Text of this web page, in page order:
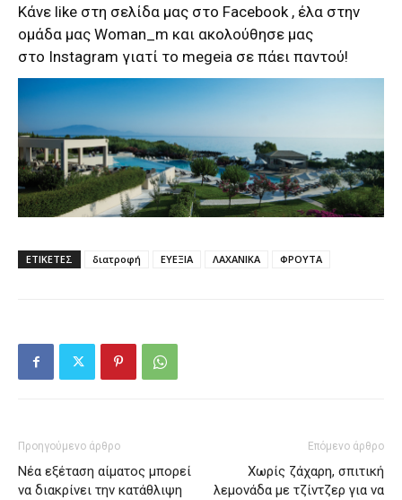
Κάνε like στη σελίδα μας στο Facebook , έλα στην
ομάδα μας Woman_m και ακολούθησε μας
στο Instagram γιατί το megeia σε πάει παντού!
ΕΤΙΚΕΤΕΣ διατροφή ΕΥΕΞΙΑ ΛΑΧΑΝΙΚΑ ΦΡΟΥΤΑ
Προηγούμενο άρθρο
Νέα εξέταση αίματος μπορεί
να διακρίνει την κατάθλιψη
Επόμενο άρθρο
Χωρίς ζάχαρη, σπιτική
λεμονάδα με τζίντζερ για να